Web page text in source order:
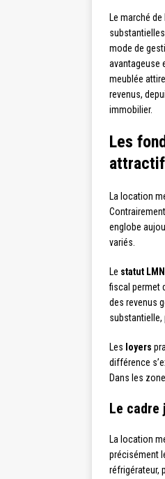
Le marché
mode de
avantageuse
meublée
revenus,
immobilier.
Les
attractif
La location
englobe
variés.
Le statut
fiscal permet
des revenus
substantielle,
Les loyers
différence
Dans les
Le cadre
La location
précisément
réfrigérateur,